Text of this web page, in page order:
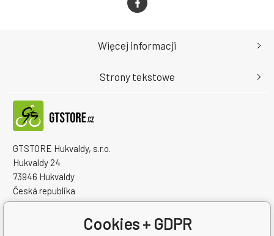
GTSTORE Hukvaldy, s.r.o.
Hukvaldy 24
73946 Hukvaldy
Česká republika
Numer identyfikacyjny firmy: 22259848
Więcej informacji
Strony tekstowe
Cookies + GDPR